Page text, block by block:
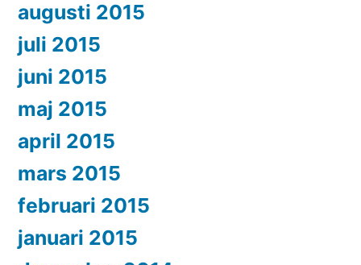
augusti 2015
juli 2015
juni 2015
maj 2015
april 2015
mars 2015
februari 2015
januari 2015